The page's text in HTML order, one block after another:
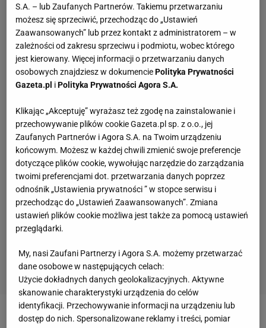
Biathlonistki są już w Soczi, rozmowa została
S.A. – lub Zaufanych Partnerów. Takiemu przetwarzaniu
możesz się sprzeciwić, przechodząc do „Ustawień
Zaawansowanych” lub przez kontakt z administratorem – w
zależności od zakresu sprzeciwu i podmiotu, wobec którego
jest kierowany. Więcej informacji o przetwarzaniu danych
osobowych znajdziesz w dokumenciePolityka Prywatności
Gazeta.pl iPolityka Prywatności Agora S.A.
Klikając „Akceptuję” wyrażasz też zgodę na zainstalowanie i
przechowywanie plików cookie Gazeta.pl sp. z o.o., jej
Zaufanych Partnerów i Agora S.A. na Twoim urządzeniu
końcowym. Możesz w każdej chwili zmienić swoje preferencje
dotyczące plików cookie, wywołując narzędzie do zarządzania
twoimi preferencjami dot. przetwarzania danych poprzez
odnośnik „Ustawienia prywatności ” w stopce serwisu i
przechodząc do „Ustawień Zaawansowanych”. Zmiana
ustawień plików cookie możliwa jest także za pomocą ustawień
przeglądarki.
My, nasi Zaufani Partnerzy i Agora S.A. możemy przetwarzać
dane osobowe w następujących celach:
Użycie dokładnych danych geolokalizacyjnych. Aktywne
skanowanie charakterystyki urządzenia do celów
identyfikacji. Przechowywanie informacji na urządzeniu lub
dostęp do nich. Spersonalizowane reklamy i treści, pomiar